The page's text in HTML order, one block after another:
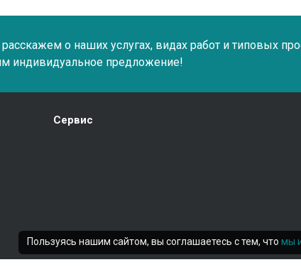
о наших услугах, видах работ и типовых
индивидуальное предложение!
Сервис
Пользуясь нашим сайтом, вы соглашаетесь с тем, что мы